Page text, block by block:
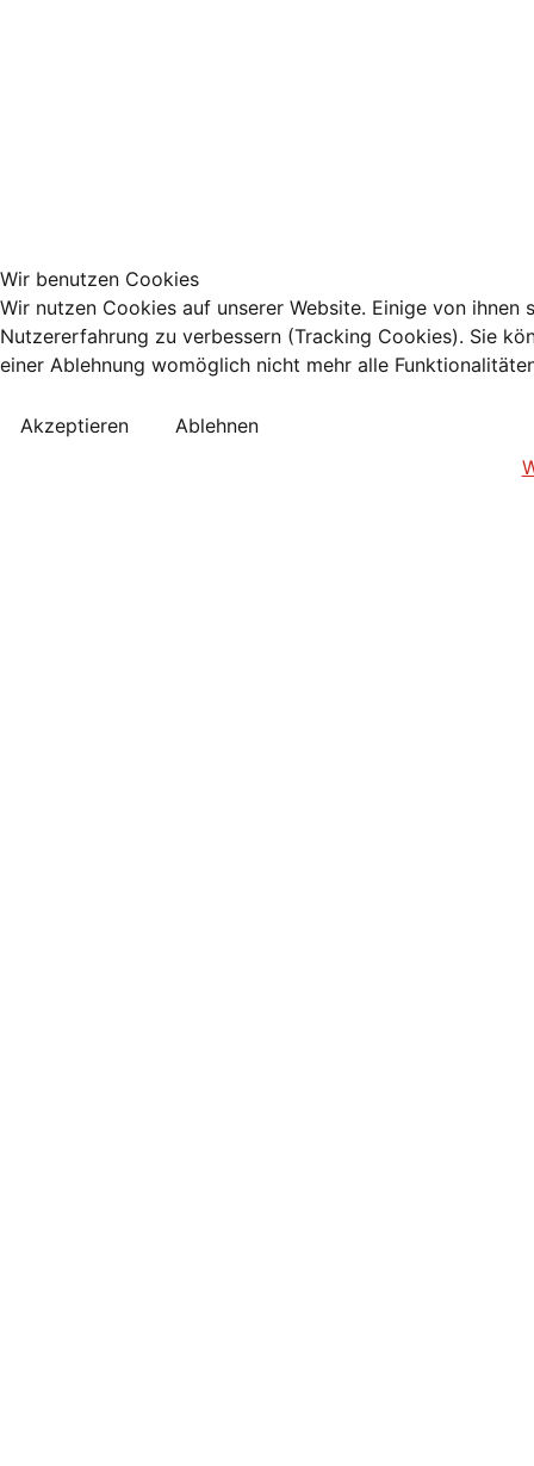
Wir benutzen Cookies
Wir nutzen Cookies auf unserer Website. Einige von
Nutzererfahrung zu verbessern (Tracking Cookies). Sie
einer Ablehnung womöglich nicht mehr alle
Akzeptieren
Ablehnen